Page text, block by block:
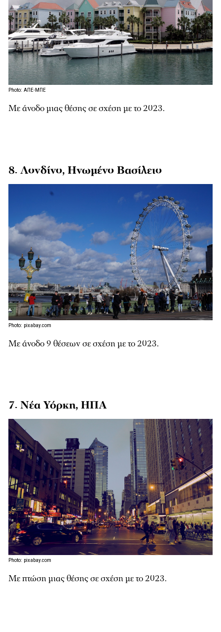
Photo: ΑΠΕ-ΜΠΕ
Με άνοδο μιας θέσης σε σχέση με το 2023.
8. Λονδίνο, Ηνωμένο Βασίλειο
Photo: pixabay.com
Με άνοδο 9 θέσεων σε σχέση με το 2023.
7. Νέα Υόρκη, ΗΠΑ
Photo: pixabay.com
Με πτώση μιας θέσης σε σχέση με το 2023.